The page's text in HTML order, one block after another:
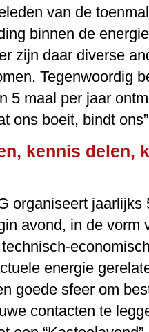
van de
binnen de
zijn daar diverse
Tegenwoordig
5 maal per jaar
ons boeit, bindt
kennis delen,
organiseert jaarlijks
avond, in de vorm
energie
goede sfeer om
contacten te